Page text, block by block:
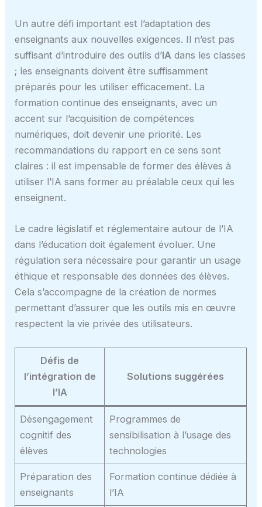
Un autre défi important est l’adaptation des
enseignants aux nouvelles exigences. Il n’est pas
suffisant d’introduire des outils d’IA dans les classes
; les enseignants doivent être suffisamment
préparés pour les utiliser efficacement. La
formation continue des enseignants, avec un
accent sur l’acquisition de compétences
numériques, doit devenir une priorité. Les
recommandations du rapport en ce sens sont
claires : il est impensable de former des élèves à
utiliser l’IA sans former au préalable ceux qui les
enseignent.
Le cadre législatif et réglementaire autour de l’IA
dans l’éducation doit également évoluer. Une
régulation sera nécessaire pour garantir un usage
éthique et responsable des données des élèves.
Cela s’accompagne de la création de normes
permettant d’assurer que les outils mis en œuvre
respectent la vie privée des utilisateurs.
Défis de
l’intégration de
l’IA
Solutions suggérées
Désengagement
cognitif des
élèves
Programmes de
sensibilisation à l’usage des
technologies
Préparation des
enseignants
Formation continue dédiée à
l’IA